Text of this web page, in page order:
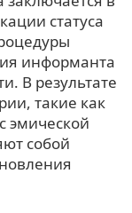
статуса
информанта
В результате
такие как
эмической
собой